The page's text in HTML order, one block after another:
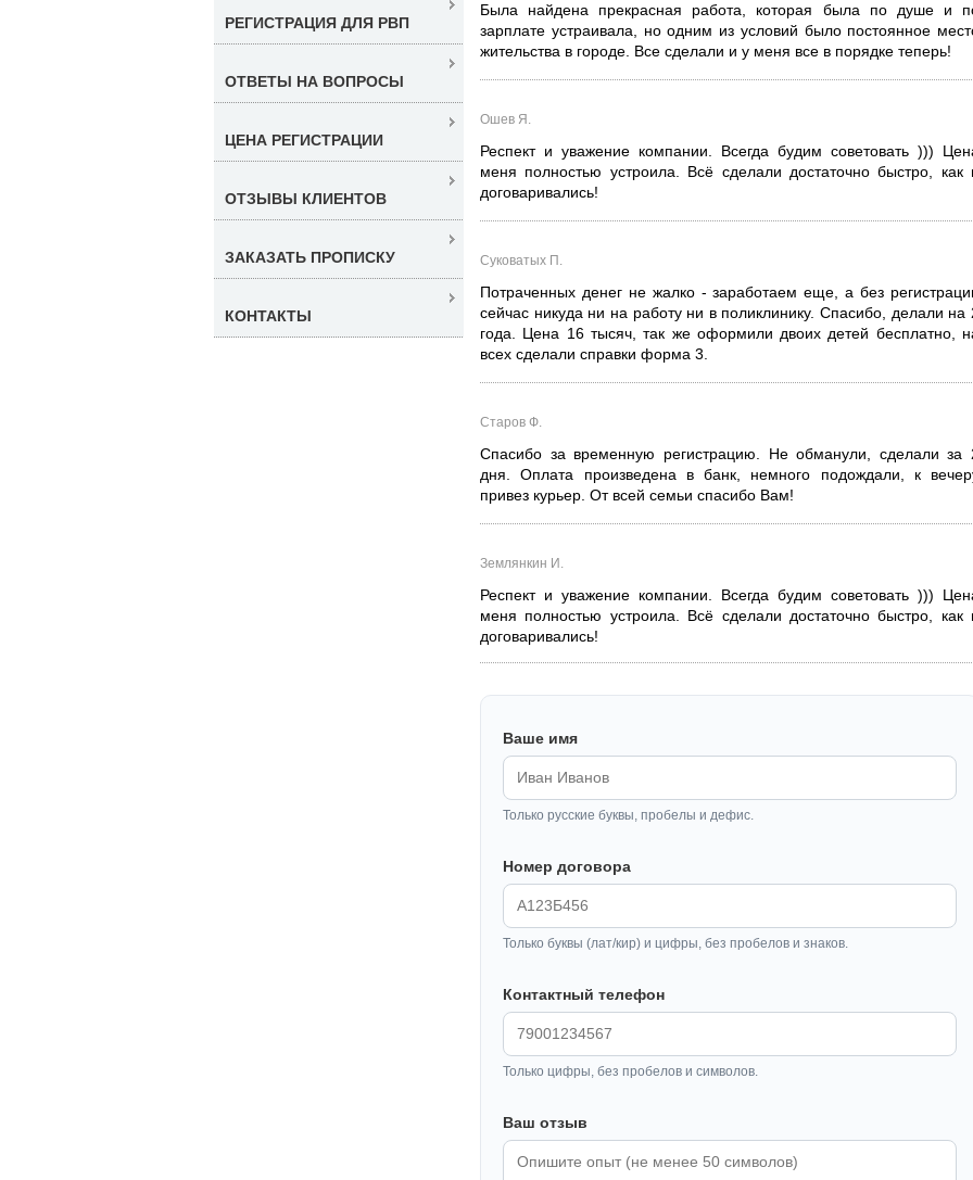
Была найдена прекрасная работа, которая была по душе и
зарплате устраивала, но одним из условий было постоянное
жительства в городе. Все сделали и у меня все в порядке теперь!
Ошев Я.
Респект и уважение компании. Всегда будим советовать )))
меня полностью устроила. Всё сделали достаточно быстро, как
договаривались!
Суковатых П.
Потраченных денег не жалко - заработаем еще, а без
сейчас никуда ни на работу ни в поликлинику. Спасибо, делали на
года. Цена 16 тысяч, так же оформили двоих детей бесплатно,
всех сделали справки форма 3.
Старов Ф.
Спасибо за временную регистрацию. Не обманули, сделали за
дня. Оплата произведена в банк, немного подождали, к
привез курьер. От всей семьи спасибо Вам!
Землянкин И.
Респект и уважение компании. Всегда будим советовать )))
меня полностью устроила. Всё сделали достаточно быстро, как
договаривались!
Ваше имя
Только русские буквы, пробелы и дефис.
Номер договора
Только буквы (лат/кир) и цифры, без пробелов и знаков.
Контактный телефон
Только цифры, без пробелов и символов.
Ваш отзыв
РЕГИСТРАЦИЯ ДЛЯ РВП
ОТВЕТЫ НА ВОПРОСЫ
ЦЕНА РЕГИСТРАЦИИ
ОТЗЫВЫ КЛИЕНТОВ
ЗАКАЗАТЬ ПРОПИСКУ
КОНТАКТЫ